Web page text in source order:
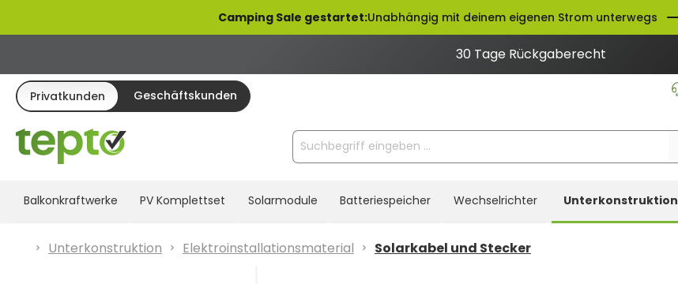
Zur Hauptnavigation springenCamping Sale gestartet:Unabhängig mit deinem eigenen Strom unterwegs
30 Tage Rückgaberecht
Privatkunden Geschäftskunden
Balkonkraftwerke PV Komplettset Solarmodule Batteriespeicher Wechselrichter Unterkonstruktion
Unterkonstruktion Elektroinstallationsmaterial Solarkabel und Stecker